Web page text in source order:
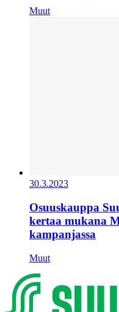
Muut
30.3.2023
Osuuskauppa
kertaa mukana
kampanjassa
Muut